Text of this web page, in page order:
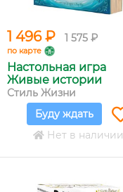
1 496 ₽ 1 575 ₽
по карте
Настольная игра
Живые истории
Стиль Жизни
Буду ждать
Нет в наличии